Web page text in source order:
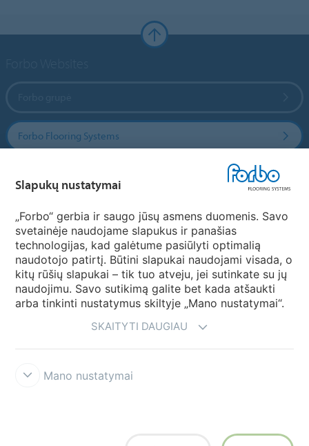
Forbo Flooring Systems
Pasirinkti šalį
Pasirinkite savo šalį
Slapukų nustatymai
„Forbo“ gerbia ir saugo jūsų asmens duomenis. Savo
svetainėje naudojame slapukus ir panašias
technologijas, kad galėtume pasiūlyti optimalią
naudotojo patirtį. Būtini slapukai naudojami visada, o
kitų rūšių slapukai – tik tuo atveju, jei sutinkate su jų
naudojimu. Savo sutikimą galite bet kada atšaukti
arba tinkinti nustatymus skiltyje „Mano nustatymai“.
SKAITYTI DAUGIAU
Mano nustatymai